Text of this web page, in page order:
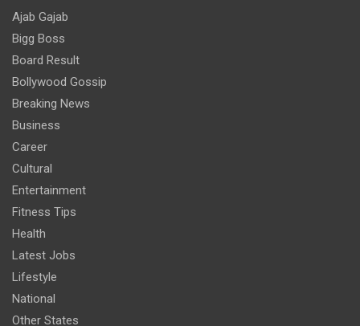
Ajab Gajab
Bigg Boss
Board Result
Bollywood Gossip
Breaking News
Business
Career
Cultural
Entertainment
Fitness Tips
Health
Latest Jobs
Lifestyle
National
Other States